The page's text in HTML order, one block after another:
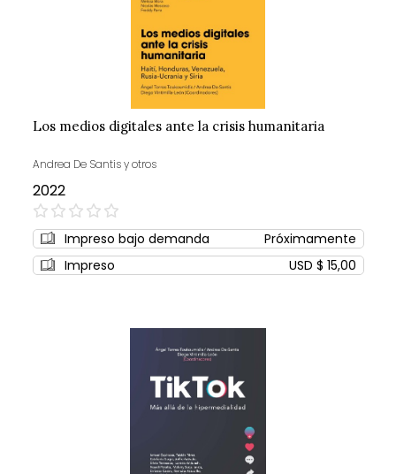
Los medios digitales ante la crisis humanitaria
Andrea De Santis y otros
2022
0%
Impreso bajo demanda
Próximamente
Impreso
USD $ 15,00